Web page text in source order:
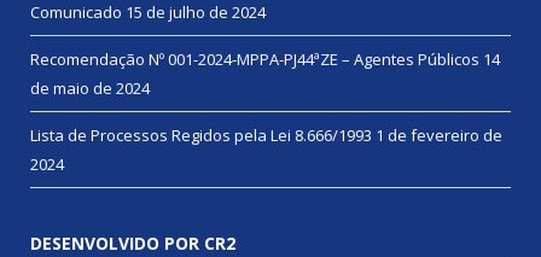
Comunicado 15 de julho de 2024
Recomendação Nº 001-2024-MPPA-PJ44ªZE – Agentes Públicos 14
de maio de 2024
Lista de Processos Regidos pela Lei 8.666/1993 1 de fevereiro de
2024
DESENVOLVIDO POR CR2